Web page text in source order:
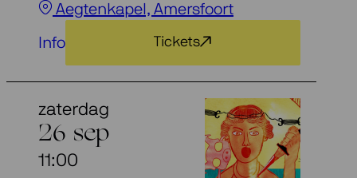
Aegtenkapel, Amersfoort
Info Tickets
zaterdag
26 sep
11:00